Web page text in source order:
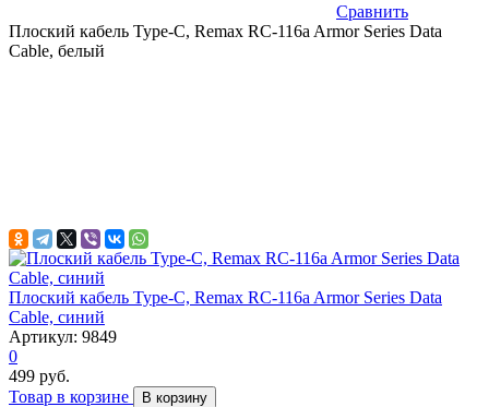
Сравнить
Плоский кабель Type-C, Remax RC-116a Armor Series Data
Cable, белый
Плоский кабель Type-C, Remax RC-116a Armor Series Data
Cable, синий
Артикул: 9849
0
499 руб.
Товар в корзине
В корзину